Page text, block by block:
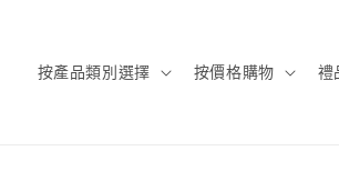
按產品類別選擇 按價格購物 禮